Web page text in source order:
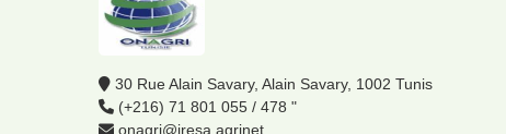
30 Rue Alain Savary, Alain Savary, 1002 Tunis
(+216) 71 801 055 / 478 "
onagri@iresa.agrinet